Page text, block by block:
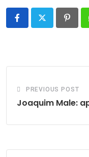
PREVIOUS POST
Joaquim Male: